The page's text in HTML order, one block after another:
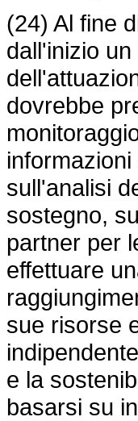
(24) Al fine
dall'inizio
dovrebbe
sull'analisi
sostegno,
partner per
effettuare
sue risorse
e la
basarsi su